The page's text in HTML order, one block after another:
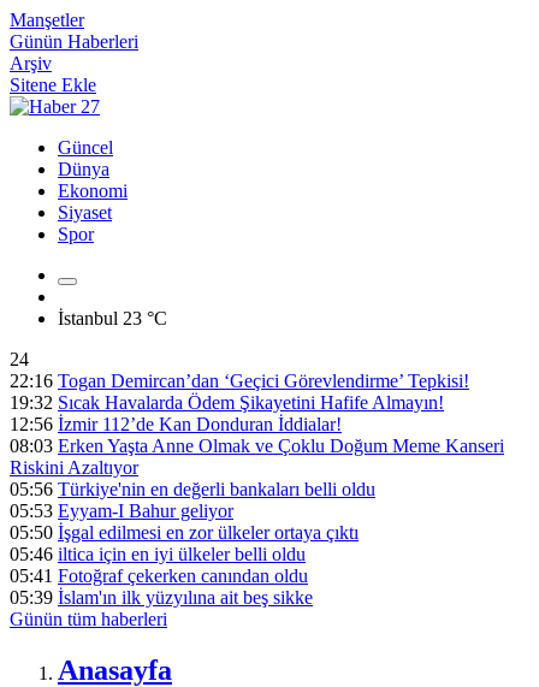
Manşetler
Günün Haberleri
Arşiv
Sitene Ekle
Güncel
Dünya
Ekonomi
Siyaset
Spor
İstanbul 23 °C
24
22:16 Togan Demircan’dan ‘Geçici Görevlendirme’ Tepkisi!
19:32 Sıcak Havalarda Ödem Şikayetini Hafife Almayın!
12:56 İzmir 112’de Kan Donduran İddialar!
08:03 Erken Yaşta Anne Olmak ve Çoklu Doğum Meme Kanseri
Riskini Azaltıyor
05:56 Türkiye'nin en değerli bankaları belli oldu
05:53 Eyyam-I Bahur geliyor
05:50 İşgal edilmesi en zor ülkeler ortaya çıktı
05:46 iltica için en iyi ülkeler belli oldu
05:41 Fotoğraf çekerken canından oldu
05:39 İslam'ın ilk yüzyılına ait beş sikke
Günün tüm haberleri
Anasayfa